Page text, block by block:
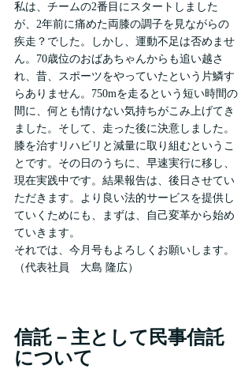
私は、チームの2番目にスタートしました
が、2年前に痛めた両膝の調子を見ながらの
疾走？でした。しかし、運動不足は否めませ
ん。70歳位のおばあちゃんからも追い越さ
れ、昔、スポーツをやっていたという片鱗す
らありません。750mを走るという短い時間の
間に、何とも情けない気持ちがこみ上げてき
ました。そして、走った後に決意しました。
膝を治すリハビリと減量に取り組むというこ
とです。その日のうちに、早速実行に移し、
現在実践中です。結果報告は、後日させてい
ただきます。より良い法的サービスを提供し
ていくためにも、まずは、自己変革から始め
ていきます。
それでは、今月号もよろしくお願いします。
（代表社員　大島 隆広）
信託－主として民事信託
について